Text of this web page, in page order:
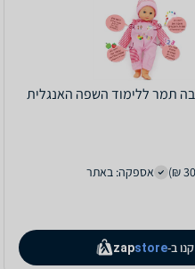
אספקה: באתר
קנו ב- zapstore